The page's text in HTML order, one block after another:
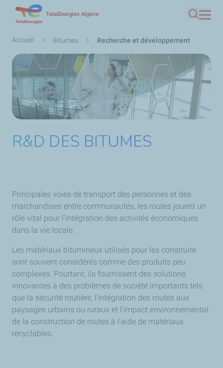
contenu
TotalEnergies Algérie
Fil
d'Ariane
Accueil Bitumes Recherche et développement
R&D DES BITUMES
Principales voies de transport des personnes et des
marchandises entre communautés, les routes jouent un
rôle vital pour l'intégration des activités économiques
dans la vie locale.
Les matériaux bitumineux utilisés pour les construire
sont souvent considérés comme des produits peu
complexes. Pourtant, ils fournissent des solutions
innovantes à des problèmes de société importants tels
que la sécurité routière, l'intégration des routes aux
paysages urbains ou ruraux et l'impact environnemental
de la construction de routes à l'aide de matériaux
recyclables.